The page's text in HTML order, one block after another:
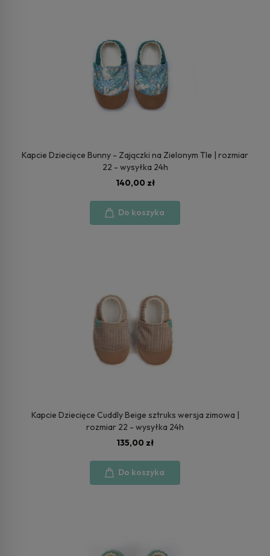
Kapcie Dziecięce Bunny - Zajączki na Zielonym Tle | rozmiar
22 - wysyłka 24h
140,00 zł
Do koszyka
Kapcie Dziecięce Cuddly Beige sztruks wersja zimowa |
rozmiar 22 - wysyłka 24h
135,00 zł
Do koszyka